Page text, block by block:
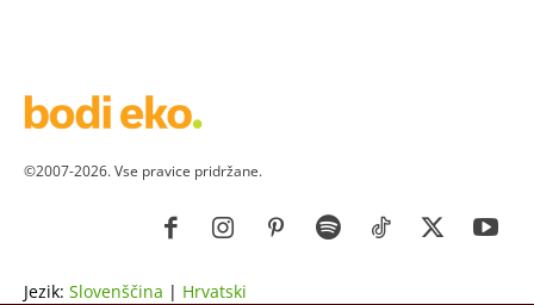
©2007-2026. Vse pravice pridržane.
Jezik: Slovenščina | Hrvatski